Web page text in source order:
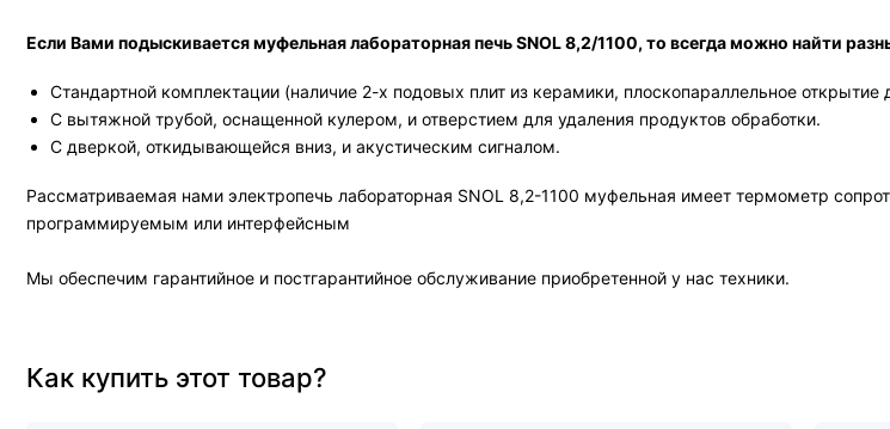
Если Вами подыскивается муфельная лабораторная печь SNOL 8,2/1100, то всегда можно найти
Стандартной комплектации (наличие 2-х подовых плит из керамики, плоскопараллельное открытие
С вытяжной трубой, оснащенной кулером, и отверстием для удаления продуктов обработки.
С дверкой, откидывающейся вниз, и акустическим сигналом.
Рассматриваемая нами электропечь лабораторная SNOL 8,2-1100 муфельная имеет термометр
программируемым или интерфейсным
Мы обеспечим гарантийное и постгарантийное обслуживание приобретенной у нас техники.
Как купить этот товар?